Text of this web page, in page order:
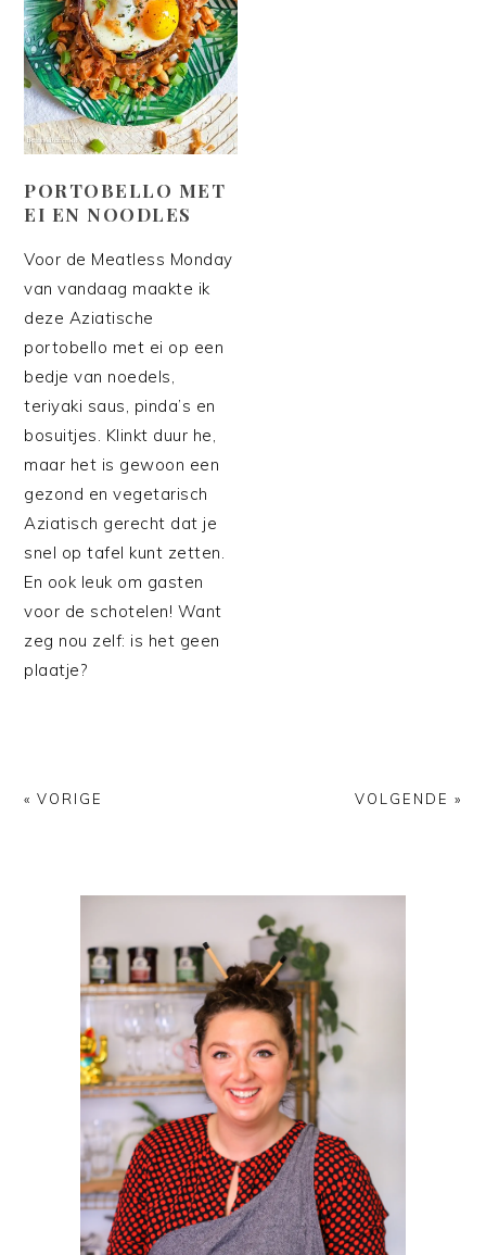
PORTOBELLO MET
EI EN NOODLES
Voor de Meatless Monday
van vandaag maakte ik
deze Aziatische
portobello met ei op een
bedje van noedels,
teriyaki saus, pinda’s en
bosuitjes. Klinkt duur he,
maar het is gewoon een
gezond en vegetarisch
Aziatisch gerecht dat je
snel op tafel kunt zetten.
En ook leuk om gasten
voor de schotelen! Want
zeg nou zelf: is het geen
plaatje?
« VORIGE VOLGENDE »